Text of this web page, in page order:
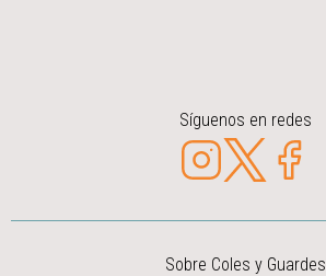
Síguenos en redes
Sobre Coles y Guardes